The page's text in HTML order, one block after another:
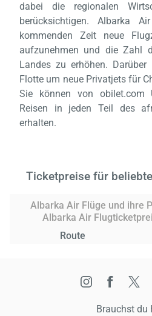
dabei die regionalen
berücksichtigen. Albarka
kommenden Zeit neue
aufzunehmen und die Zahl
Landes zu erhöhen.
Flotte um neue Privatjets für
Sie können von obilet.com
Reisen in jeden Teil des
erhalten.
Ticketpreise für
Albarka Air Flüge und ihre
Albarka Air
Route
Brauchst du